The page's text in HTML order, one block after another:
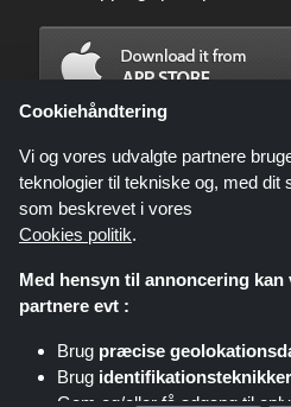
Shoppingspout.com/dk eller dets
foretager et køb via disse links,
kommission gennem
Cookiehåndtering
Vi og vores udvalgte partnere
teknologier til tekniske og, med dit
som beskrevet i vores
Cookies politik.
Med hensyn til annoncering
partnere evt :
Brug præcise
Brug identifikationsteknikker
Gem og/eller få adgang til